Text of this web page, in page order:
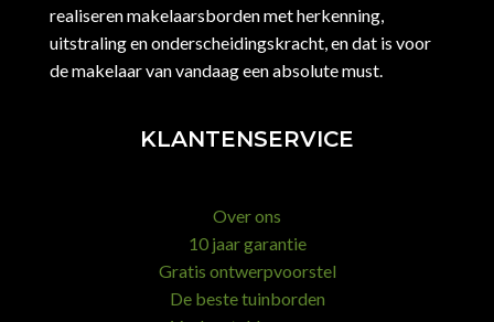
realiseren makelaarsborden met herkenning,
uitstraling en onderscheidingskracht, en dat is voor
de makelaar van vandaag een absolute must.
KLANTENSERVICE
Over ons
10 jaar garantie
Gratis ontwerpvoorstel
De beste tuinborden